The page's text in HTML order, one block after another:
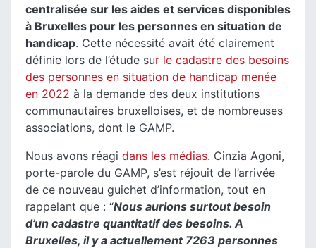
centralisée sur les aides et services disponibles
à Bruxelles pour les personnes en situation de
handicap. Cette nécessité avait été clairement
définie lors de l’étude sur le cadastre des besoins
des personnes en situation de handicap menée
en 2022 à la demande des deux institutions
communautaires bruxelloises, et de nombreuses
associations, dont le GAMP.
Nous avons réagi dans les médias. Cinzia Agoni,
porte-parole du GAMP, s’est réjouit de l’arrivée
de ce nouveau guichet d’information, tout en
rappelant que : “Nous aurions surtout besoin
d’un cadastre quantitatif des besoins. A
Bruxelles, il y a actuellement 7263 personnes